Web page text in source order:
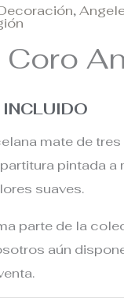
,
Coro
mate de tres
pintada a
suaves.
parte de la
aún